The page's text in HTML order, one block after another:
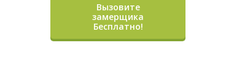
Вызовите
замерщика
Бесплатно!